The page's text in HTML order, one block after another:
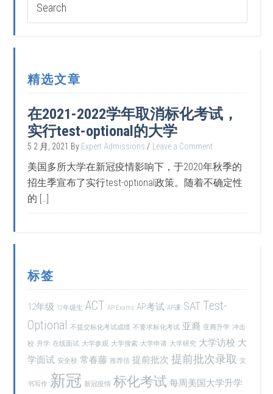
精选文章
在2021-2022学年取消标化考试，
实行test-optional的大学
5 2 月, 2021 By Expert Admissions Leave a Comment
美国多所大学在新冠疫情影响下，于2020年秋季的
招生季宣布了实行test-optional政策。随着不确定性
的 […]
标签
12年级 12年级生 ACT AP Exams AP考试 AP课 SAT Test-
Optional 不提交标化考试成绩 不要求标化考试 亚裔 亚裔升学 冲击
校 升学 在线面试 大学参观 大学搜索 大学申请 大学研究 大学访校 大
学面试 安全校 常春藤 推荐信 提前批次 提前批次录取 文
书写作 新冠 新冠疫情 标化考试 每周美国大学升学